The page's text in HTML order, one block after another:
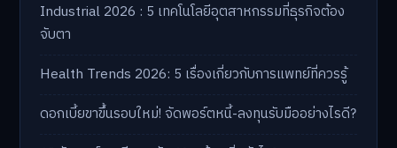
Industrial 2026 : 5 เทคโนโลยีอุตสาหกรรมที่ธุรกิจต้อง
จับตา
Health Trends 2026: 5 เรื่องเกี่ยวกับการแพทย์ที่ควรรู้
ดอกเบี้ยขาขึ้นรอบใหม่! จัดพอร์ตหนี้-ลงทุนรับมืออย่างไรดี?